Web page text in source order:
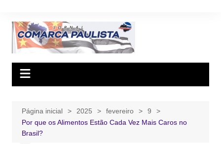
conteúdo
Página inicial 2025 fevereiro
9
Por que os Alimentos Estão Cada Vez Mais Caros no
Brasil?